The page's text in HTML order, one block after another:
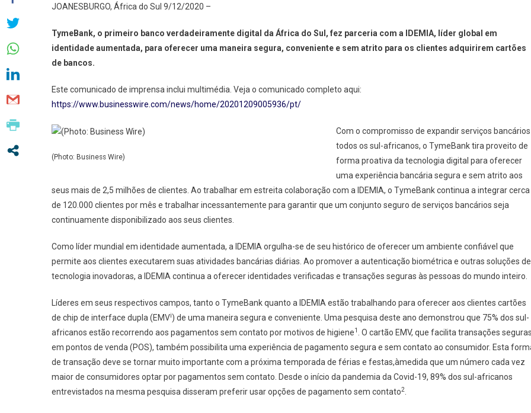
Emissão
De
JOANESBURGO, África do Sul 9/12/2020 –
TymeBank, o primeiro banco verdadeiramente digital da África do Sul, fez parceria com a IDEMIA, líder global em
identidade aumentada, para oferecer uma maneira segura, conveniente e sem atrito para os clientes adquirirem cartões
de bancos.
Este comunicado de imprensa inclui multimédia. Veja o comunicado completo aqui:
https://www.businesswire.com/news/home/20201209005936/pt/
(Photo: Business Wire)
Com o compromisso de expandir serviços
todos os sul-africanos, o TymeBank tira proveito de
forma proativa da tecnologia digital para oferecer
uma experiência bancária segura e sem atrito aos
seus mais de 2,5 milhões de clientes. Ao trabalhar em estreita colaboração com a IDEMIA, o TymeBank continua a integrar cerca
de 120.000 clientes por mês e trabalhar incessantemente para garantir que um conjunto seguro de serviços bancários seja
continuamente disponibilizado aos seus clientes.
Como líder mundial em identidade aumentada, a IDEMIA orgulha-se de seu histórico de oferecer um ambiente confiável que
permite aos clientes executarem suas atividades bancárias diárias. Ao promover a autenticação biométrica e outras soluções de
tecnologia inovadoras, a IDEMIA continua a oferecer identidades verificadas e transações seguras às pessoas do mundo inteiro.
Líderes em seus respectivos campos, tanto o TymeBank quanto a IDEMIA estão trabalhando para oferecer aos clientes cartões
de chip de interface dupla (EMVi) de uma maneira segura e conveniente. Uma pesquisa deste ano demonstrou que 75% dos sul-
africanos estão recorrendo aos pagamentos sem contato por motivos de higiene1 . O cartão EMV, que facilita transações
em pontos de venda (POS), também possibilita uma experiência de pagamento segura e sem contato ao consumidor. Esta
de transação deve se tornar muito importante com a próxima temporada de férias e festas,àmedida que um número cada vez
maior de consumidores optar por pagamentos sem contato. Desde o início da pandemia da Covid-19, 89% dos sul-africanos
entrevistados na mesma pesquisa disseram preferir usar opções de pagamento sem contato2.